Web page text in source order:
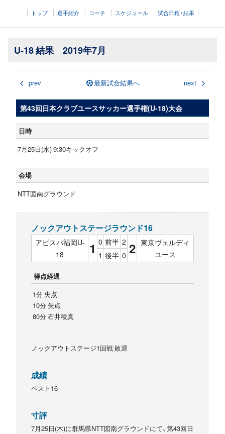
トップ 選手紹介 コーチ スケジュール 試合日程・結果
U-18 結果 2019年7月
prev next
最新試合結果へ
第43回日本クラブユースサッカー選手権(U-18)大会
日時
7月25日(水) 9:30キックオフ
会場
NTT図南グラウンド
ノックアウトステージラウンド16
アビスパ福岡U-
18
1 0 前半 2 2 東京ヴェルディ
ユース
1 後半 0
得点経過
1分 失点
10分 失点
80分 石井稜真
ノックアウトステージ1回戦 敗退
成績
ベスト16
寸評
7月25日(木)に群馬県NTT図南グラウンドにて、第43回日